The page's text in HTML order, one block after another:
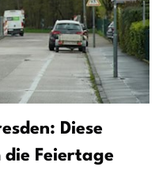
Diese
die Feiertage